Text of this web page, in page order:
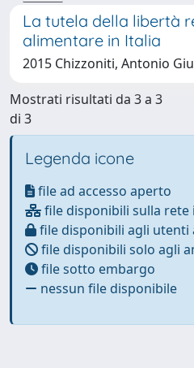
La tutela della libertà
alimentare in Italia
2015 Chizzoniti, Antonio
Mostrati risultati da 3 a 3
di 3
Legenda icone
file ad accesso aperto
file disponibili sulla rete
file disponibili agli utenti
file disponibili solo agli
file sotto embargo
nessun file disponibile